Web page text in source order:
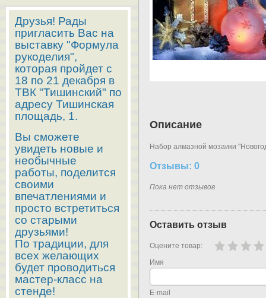
Описание
Набор алмазной мозаики
Отзывы: 0
Пока нет отзывов
Оставить отзыв
Оцените товар:
Имя
E-mail
Друзья! Рады
пригласить Вас на
выставку "Формула
рукоделия",
которая пройдет с
18 по 21 декабря в
ТВК "Тишинский" по
адресу Тишинская
площадь, 1.
Вы сможете
увидеть новые и
необычные
работы, поделится
своими
впечатлениями и
просто встретиться
со старыми
друзьями!
По традиции, для
всех желающих
будет проводиться
мастер-класс на
стенде!